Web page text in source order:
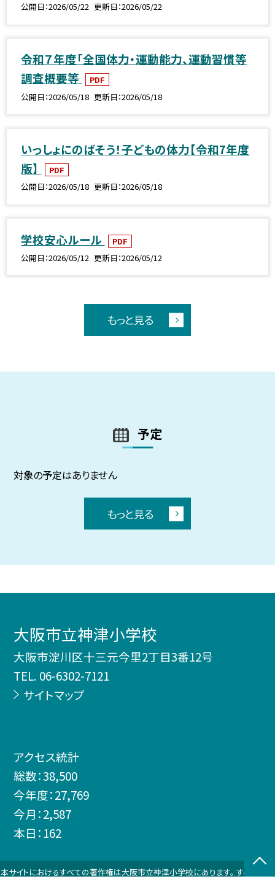
公開日 2026/05/22 更新日 2026/05/22
令和７年度「全国体力・運動能力、運動習慣等
調査概要等
PDF
公開日 2026/05/18 更新日 2026/05/18
いっしょにのばそう！子どもの体力【令和7年度
版】
PDF
公開日 2026/05/18 更新日 2026/05/18
学校安心ルール
PDF
公開日 2026/05/12 更新日 2026/05/12
もっと見る
予定
対象の予定はありません
もっと見る
大阪市立神津小学校
大阪市淀川区十三元今里2丁目3番12号
TEL. 06-6302-7121
サイトマップ
アクセス統計
総数：38,500
今年度：27,769
今月：2,587
本日： 162
本サイトにおけるすべての著作権は大阪市立神津小学校にあります。 すべての画